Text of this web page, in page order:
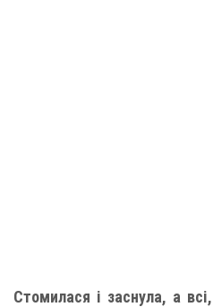
Стомилася і заснула, а